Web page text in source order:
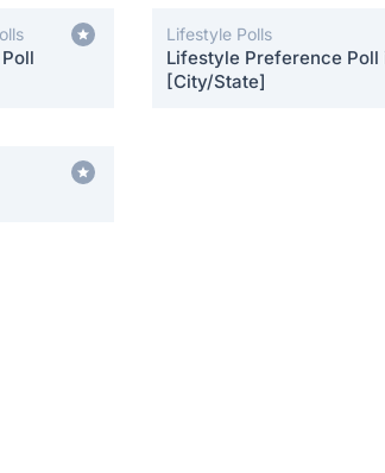
Lifestyle Polls
Lifestyle Preference Poll
[City/State]